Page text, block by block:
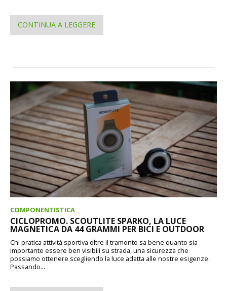
CONTINUA A LEGGERE
COMPONENTISTICA
CICLOPROMO. SCOUTLITE SPARKO, LA LUCE
MAGNETICA DA 44 GRAMMI PER BICI E OUTDOOR
Chi pratica attività sportiva oltre il tramonto sa bene quanto sia
importante essere ben visibili su strada, una sicurezza che
possiamo ottenere scegliendo la luce adatta alle nostre esigenze.
Passando...